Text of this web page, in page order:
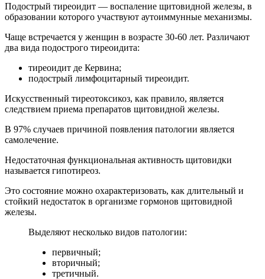
Подострый тиреоидит — воспаление щитовидной железы, в
образовании которого участвуют аутоиммунные механизмы.
Чаще встречается у женщин в возрасте 30-60 лет. Различают
два вида подострого тиреоидита:
тиреоидит де Кервина;
подострый лимфоцитарный тиреоидит.
Искусственный тиреотоксикоз, как правило, является
следствием приема препаратов щитовидной железы.
В 97% случаев причиной появления патологии является
самолечение.
Недостаточная функциональная активность щитовидки
называется гипотиреоз.
Это состояние можно охарактеризовать, как длительный и
стойкий недостаток в организме гормонов щитовидной
железы.
Выделяют несколько видов патологии:
первичный;
вторичный;
третичный.